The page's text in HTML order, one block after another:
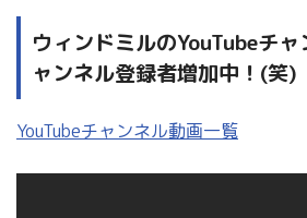
ウィンドミルのYouTubeチ
ャンネル登録者増加中！(笑)
YouTubeチャンネル動画一覧